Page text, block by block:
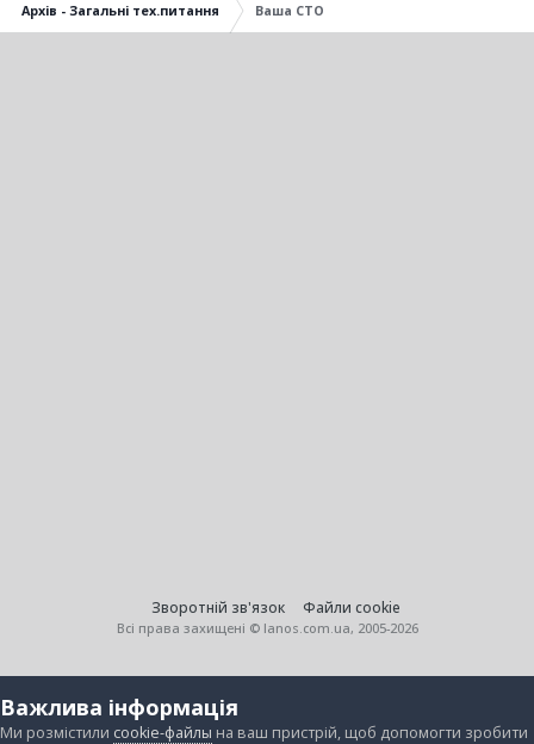
Архів - Загальні тех.питання Ваша СТО
Зворотній зв'язок Файли cookie
Всі права захищені © lanos.com.ua, 2005-2026
Важлива інформація
Ми розмістили cookie-файлы на ваш пристрій, щоб допомогти зробити